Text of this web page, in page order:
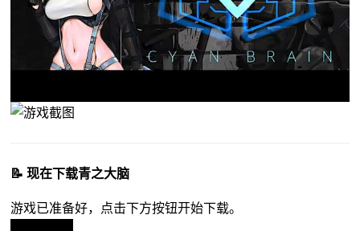
📝 现在下载青之大脑
游戏已准备好，点击下方按钮开始下载。